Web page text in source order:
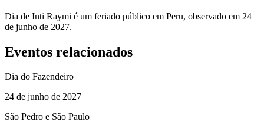
Dia de Inti Raymi é um feriado público em Peru, observado em 24
de junho de 2027.
Eventos relacionados
Dia do Fazendeiro
24 de junho de 2027
São Pedro e São Paulo